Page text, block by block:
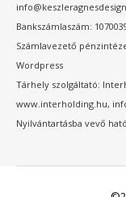
Bankszámlaszám:
Számlavezető
Wordpress
Tárhely szolgáltató:
www.interholding.hu,
Nyilvántartásba vevő